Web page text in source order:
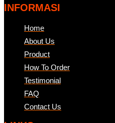
INFORMASI
Home
About Us
Product
How To Order
Testimonial
FAQ
Contact Us